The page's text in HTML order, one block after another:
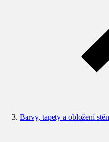
Barvy, tapety a obložení stěn